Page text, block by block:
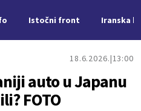
Istočni front Iranska
18.6.2026. 13:00
auto u Japanu
FOTO